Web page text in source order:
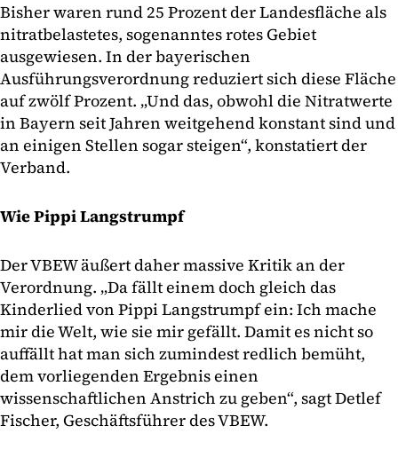
Bisher waren rund 25 Prozent der Landesfläche als
nitratbelastetes, sogenanntes rotes Gebiet
ausgewiesen. In der bayerischen
Ausführungsverordnung reduziert sich diese Fläche
auf zwölf Prozent. „Und das, obwohl die Nitratwerte
in Bayern seit Jahren weitgehend konstant sind und
an einigen Stellen sogar steigen“, konstatiert der
Verband.
Wie Pippi Langstrumpf
Der VBEW äußert daher massive Kritik an der
Verordnung. „Da fällt einem doch gleich das
Kinderlied von Pippi Langstrumpf ein: Ich mache
mir die Welt, wie sie mir gefällt. Damit es nicht so
auffällt hat man sich zumindest redlich bemüht,
dem vorliegenden Ergebnis einen
wissenschaftlichen Anstrich zu geben“, sagt Detlef
Fischer, Geschäftsführer des VBEW.